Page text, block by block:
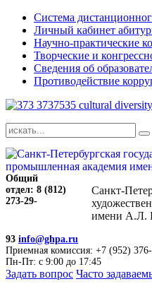
Система
Личный кабинет
Научно-практические
Творческие и
Сведения об
Противодействие
Санкт-
имени А.Л.
Общий
отдел: 8 (812)
273-29-
93 info@ghpa.ru
Приемная комиссия: +7 (952)
Пн-Пт: с 9:00 до 17:45
Задать вопрос Часто